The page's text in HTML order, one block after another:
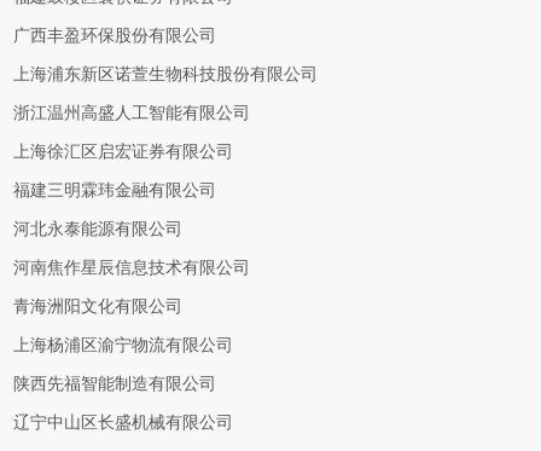
广西丰盈环保股份有限公司
上海浦东新区诺萱生物科技股份有限公司
浙江温州高盛人工智能有限公司
上海徐汇区启宏证券有限公司
福建三明霖玮金融有限公司
河北永泰能源有限公司
河南焦作星辰信息技术有限公司
青海洲阳文化有限公司
上海杨浦区渝宁物流有限公司
陕西先福智能制造有限公司
辽宁中山区长盛机械有限公司